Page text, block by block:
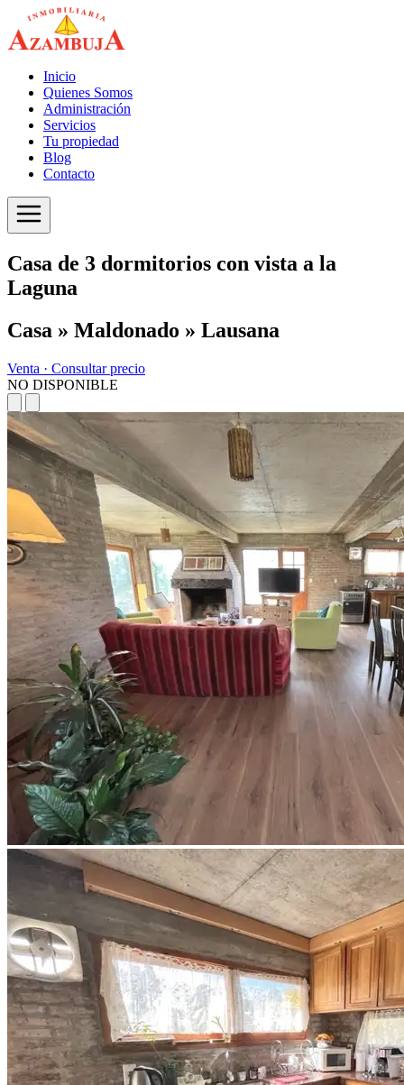
Inicio
Quienes Somos
Administración
Servicios
Tu propiedad
Blog
Contacto
Casa de 3 dormitorios con vista a la
Laguna
Casa » Maldonado » Lausana
Venta · Consultar precio
NO DISPONIBLE